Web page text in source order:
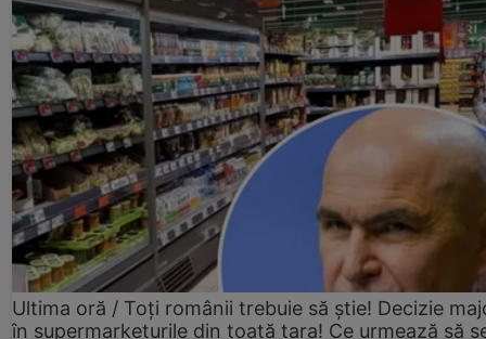
Ultima oră / Toți românii trebuie să știe! Decizie
în supermarketurile din toată țara! Ce urmează să